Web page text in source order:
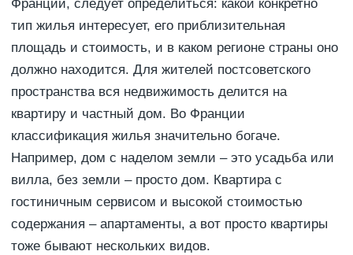
Франции, следует определиться: какой конкретно
тип жилья интересует, его приблизительная
площадь и стоимость, и в каком регионе страны оно
должно находится. Для жителей постсоветского
пространства вся недвижимость делится на
квартиру и частный дом. Во Франции
классификация жилья значительно богаче.
Например, дом с наделом земли – это усадьба или
вилла, без земли – просто дом. Квартира с
гостиничным сервисом и высокой стоимостью
содержания – апартаменты, а вот просто квартиры
тоже бывают нескольких видов.